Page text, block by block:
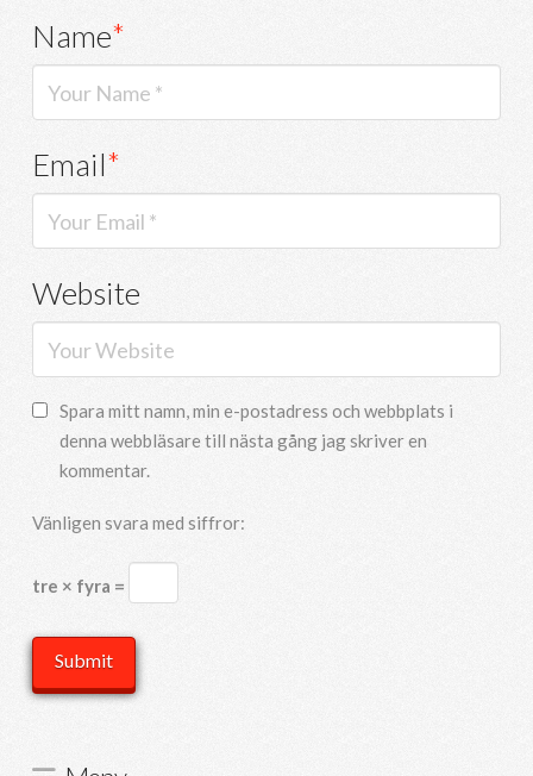
Name*
Email*
Website
Spara mitt namn, min e-postadress och webbplats i
denna webbläsare till nästa gång jag skriver en
kommentar.
Vänligen svara med siffror:
tre × fyra =